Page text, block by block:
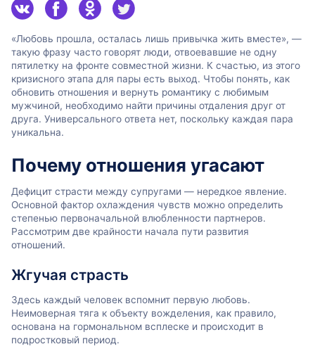
«Любовь прошла, осталась лишь привычка жить вместе», —
такую фразу часто говорят люди, отвоевавшие не одну
пятилетку на фронте совместной жизни. К счастью, из этого
кризисного этапа для пары есть выход. Чтобы понять, как
обновить отношения и вернуть романтику с любимым
мужчиной, необходимо найти причины отдаления друг от
друга. Универсального ответа нет, поскольку каждая пара
уникальна.
Почему отношения угасают
Дефицит страсти между супругами — нередкое явление.
Основной фактор охлаждения чувств можно определить
степенью первоначальной влюбленности партнеров.
Рассмотрим две крайности начала пути развития
отношений.
Жгучая страсть
Здесь каждый человек вспомнит первую любовь.
Неимоверная тяга к объекту вожделения, как правило,
основана на гормональном всплеске и происходит в
подростковый период.